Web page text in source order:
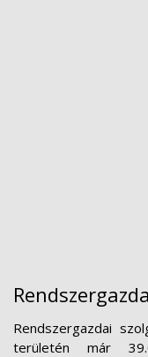
Rendszergazdai
területén már